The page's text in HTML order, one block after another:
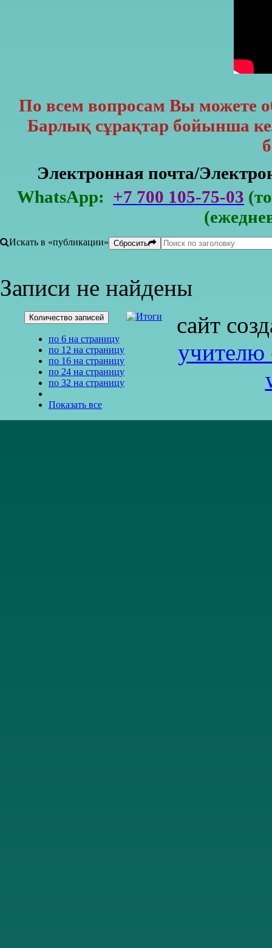
По всем вопросам Вы можете
Барлық сұрақтар бойынша
Электронная почта/
WhatsApp: +7 700 105-75-03
Искать в «публикации» Сбросить
Записи не найдены
Количество записей
по 6 на страницу
по 12 на страницу
по 16 на страницу
по 24 на страницу
по 32 на страницу
Показать все
сайт
учителю